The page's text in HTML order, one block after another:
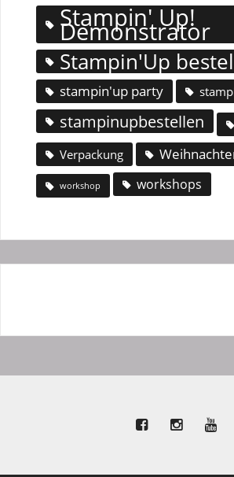
Stampin' Up!
Demonstrator
Stampin'Up
stampin'up party
stampinupbestellen
Verpackung
workshop workshops